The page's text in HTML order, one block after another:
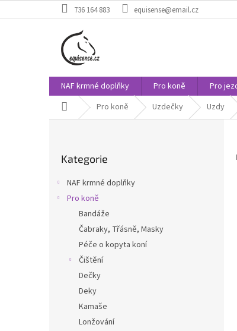
na
736 164 883 equisense@email.cz
NAF krmné doplňky Pro koně Pro
Domů Pro koně Uzdečky Uzdy
kategorie
Kategorie
NAF krmné doplňky
Pro koně
Bandáže
Čabraky, Třásně, Masky
Péče o kopyta koní
Čištění
Dečky
Deky
Kamaše
Lonžování